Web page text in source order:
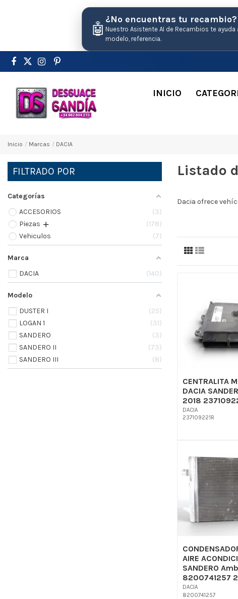
🤖
¿No encuentras tu recambio?
Nuestro Asistente AI de Recambios te ayuda
modelo, referencia.
INICIO
Inicio Marcas DACIA
Listado
Dacia ofrece
CENTRALITA
DACIA
2018
DACIA
237109221R
AIRE
SANDERO
8200741257
DACIA
8200741257
FILTRADO POR
Categorías
ACCESORIOS
3
Pіezas
178
Vehiculos
7
Marca
DACIA
140
Modelo
DUSTER I
25
LOGAN 1
31
SANDERO
3
SANDERO II
73
SANDERO III
8